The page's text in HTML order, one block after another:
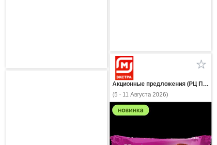
Акционные предложения (РЦ Пнз)
(5 - 11 Августа 2026)